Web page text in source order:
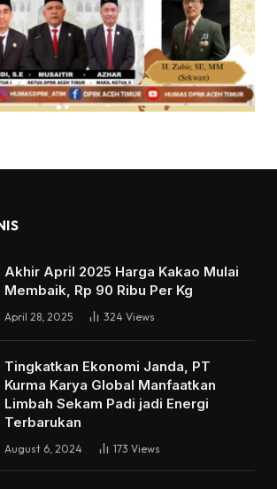
Akhir April 2025 Harga Kakao Mulai
Membaik, Rp 90 Ribu Per Kg
April 28, 2025 324 Views
Tingkatkan Ekonomi Janda, PT
Kurma Karya Global Manfaatkan
Limbah Sekam Padi jadi Energi
Terbarukan
August 6, 2024 173 Views